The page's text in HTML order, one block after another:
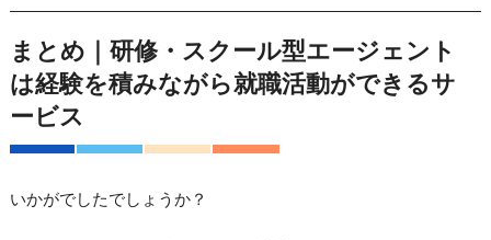
まとめ｜研修・スクール型エージェント
は経験を積みながら就職活動ができるサ
ービス
いかがでしたでしょうか？